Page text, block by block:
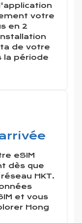
votre
en 2
de votre
la période
eSIM
dès que
HKT.
et vous
Hong